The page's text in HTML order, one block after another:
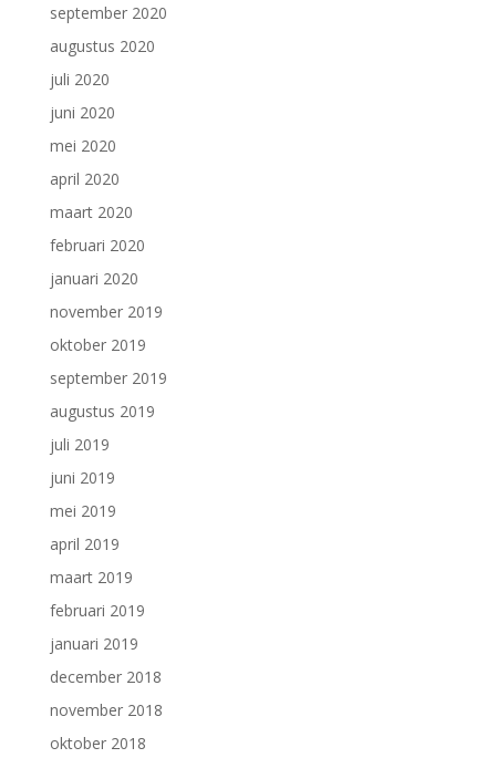
september 2020
augustus 2020
juli 2020
juni 2020
mei 2020
april 2020
maart 2020
februari 2020
januari 2020
november 2019
oktober 2019
september 2019
augustus 2019
juli 2019
juni 2019
mei 2019
april 2019
maart 2019
februari 2019
januari 2019
december 2018
november 2018
oktober 2018